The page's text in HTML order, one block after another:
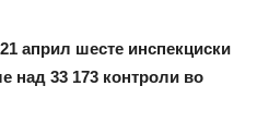
април шесте инспекциски
над 33 173 контроли во